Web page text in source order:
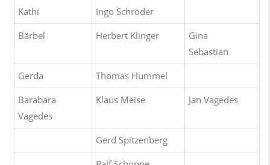
Kathi
Ingo Schröder
Bärbel
Herbert Klinger
Gina
Sebastian
Gerda
Thomas Hummel
Barabara
Vagedes
Klaus Meise Jan Vagedes
Gerd Spitzenberg